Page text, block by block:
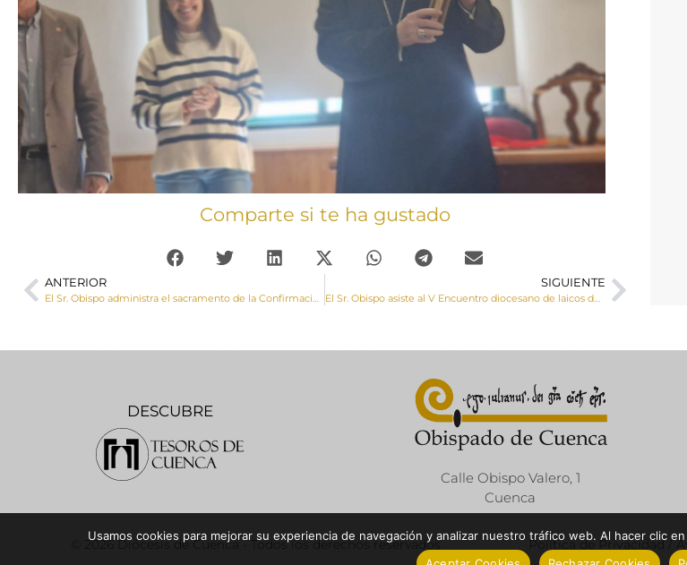
Comparte si te ha gustado
ANTERIOR
El Sr. Obispo administra el sacramento de la Confirmación a un grupo de jóvenes de Horcajo de Santiago
SIGUIENTE
El Sr. Obispo asiste al V Encuentro diocesano de laicos de Parroquia, “Nuestra identidad como Iglesia”
DESCUBRE
Calle Obispo Valero, 1
Cuenca
© 2026 Diócesis de Cuenca - Todos los derechos reservados Política de Privacidad /
Usamos cookies para mejorar su experiencia de navegación y analizar nuestro tráfico web. Al hacer clic